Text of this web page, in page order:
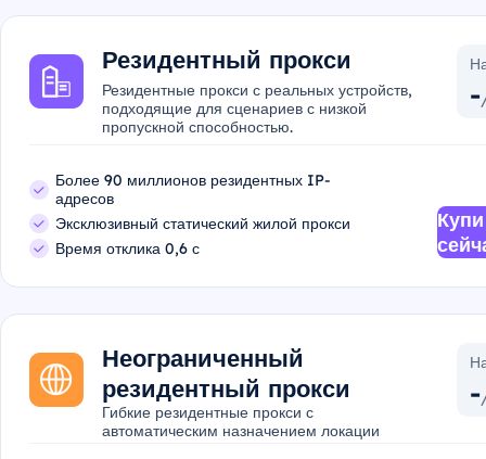
Резидентный прокси
Резидентные прокси с реальных устройств,
подходящие для сценариев с низкой
пропускной способностью.
-
Более 90 миллионов резидентных IP-
адресов
Эксклюзивный статический жилой прокси
Время отклика 0,6 с
Неограниченный
резидентный прокси
Гибкие резидентные прокси с
автоматическим назначением локации
-